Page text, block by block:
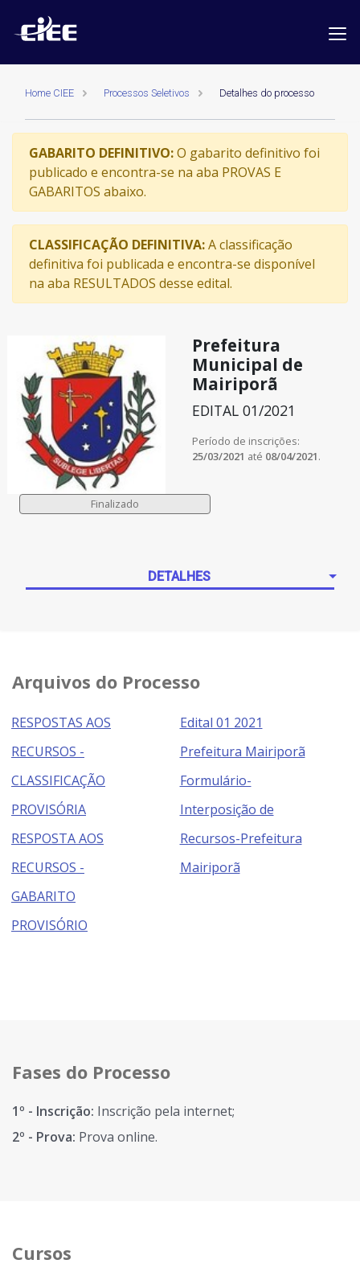
Home CIEE Processos Seletivos Detalhes do processo
GABARITO DEFINITIVO:O gabarito definitivo foi
publicado e encontra-se na aba PROVAS E
GABARITOS abaixo.
CLASSIFICAÇÃO DEFINITIVA:A classificação
definitiva foi publicada e encontra-se disponível
na aba RESULTADOS desse edital.
Prefeitura
Municipal de
Mairiporã
EDITAL 01/2021
Período de inscrições:
25/03/2021 até 08/04/2021.
DETALHES
Arquivos do Processo
RESPOSTAS AOS
RECURSOS -
CLASSIFICAÇÃO
PROVISÓRIA
RESPOSTA AOS
RECURSOS -
GABARITO
PROVISÓRIO
Edital 01 2021
Prefeitura Mairiporã
Formulário-
Interposição de
Recursos-Prefeitura
Mairiporã
Fases do Processo
1º - Inscrição: Inscrição pela internet;
2º - Prova: Prova online.
Cursos